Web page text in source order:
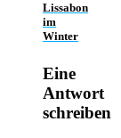
Lissabon
im
Winter
Eine
Antwort
schreiben